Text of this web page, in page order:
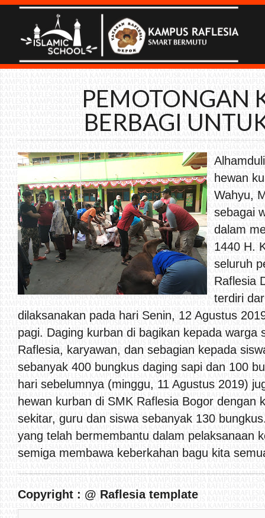
PEMOTONGAN
BERBAGI
hewan
Wahyu,
sebagai
dalam
1440 H.
seluruh
Raflesia
terdiri
dilaksanakan pada hari Senin, 12 Agustus
pagi. Daging kurban di bagikan kepada warga
Raflesia, karyawan, dan sebagian kepada
sebanyak 400 bungkus daging sapi dan 100
hari sebelumnya (minggu, 11 Agustus 2019)
hewan kurban di SMK Raflesia Bogor dengan
sekitar, guru dan siswa sebanyak 130
yang telah bermembantu dalam pelaksanaan
semiga membawa keberkahan bagu kita
Copyright : @ Raflesia template